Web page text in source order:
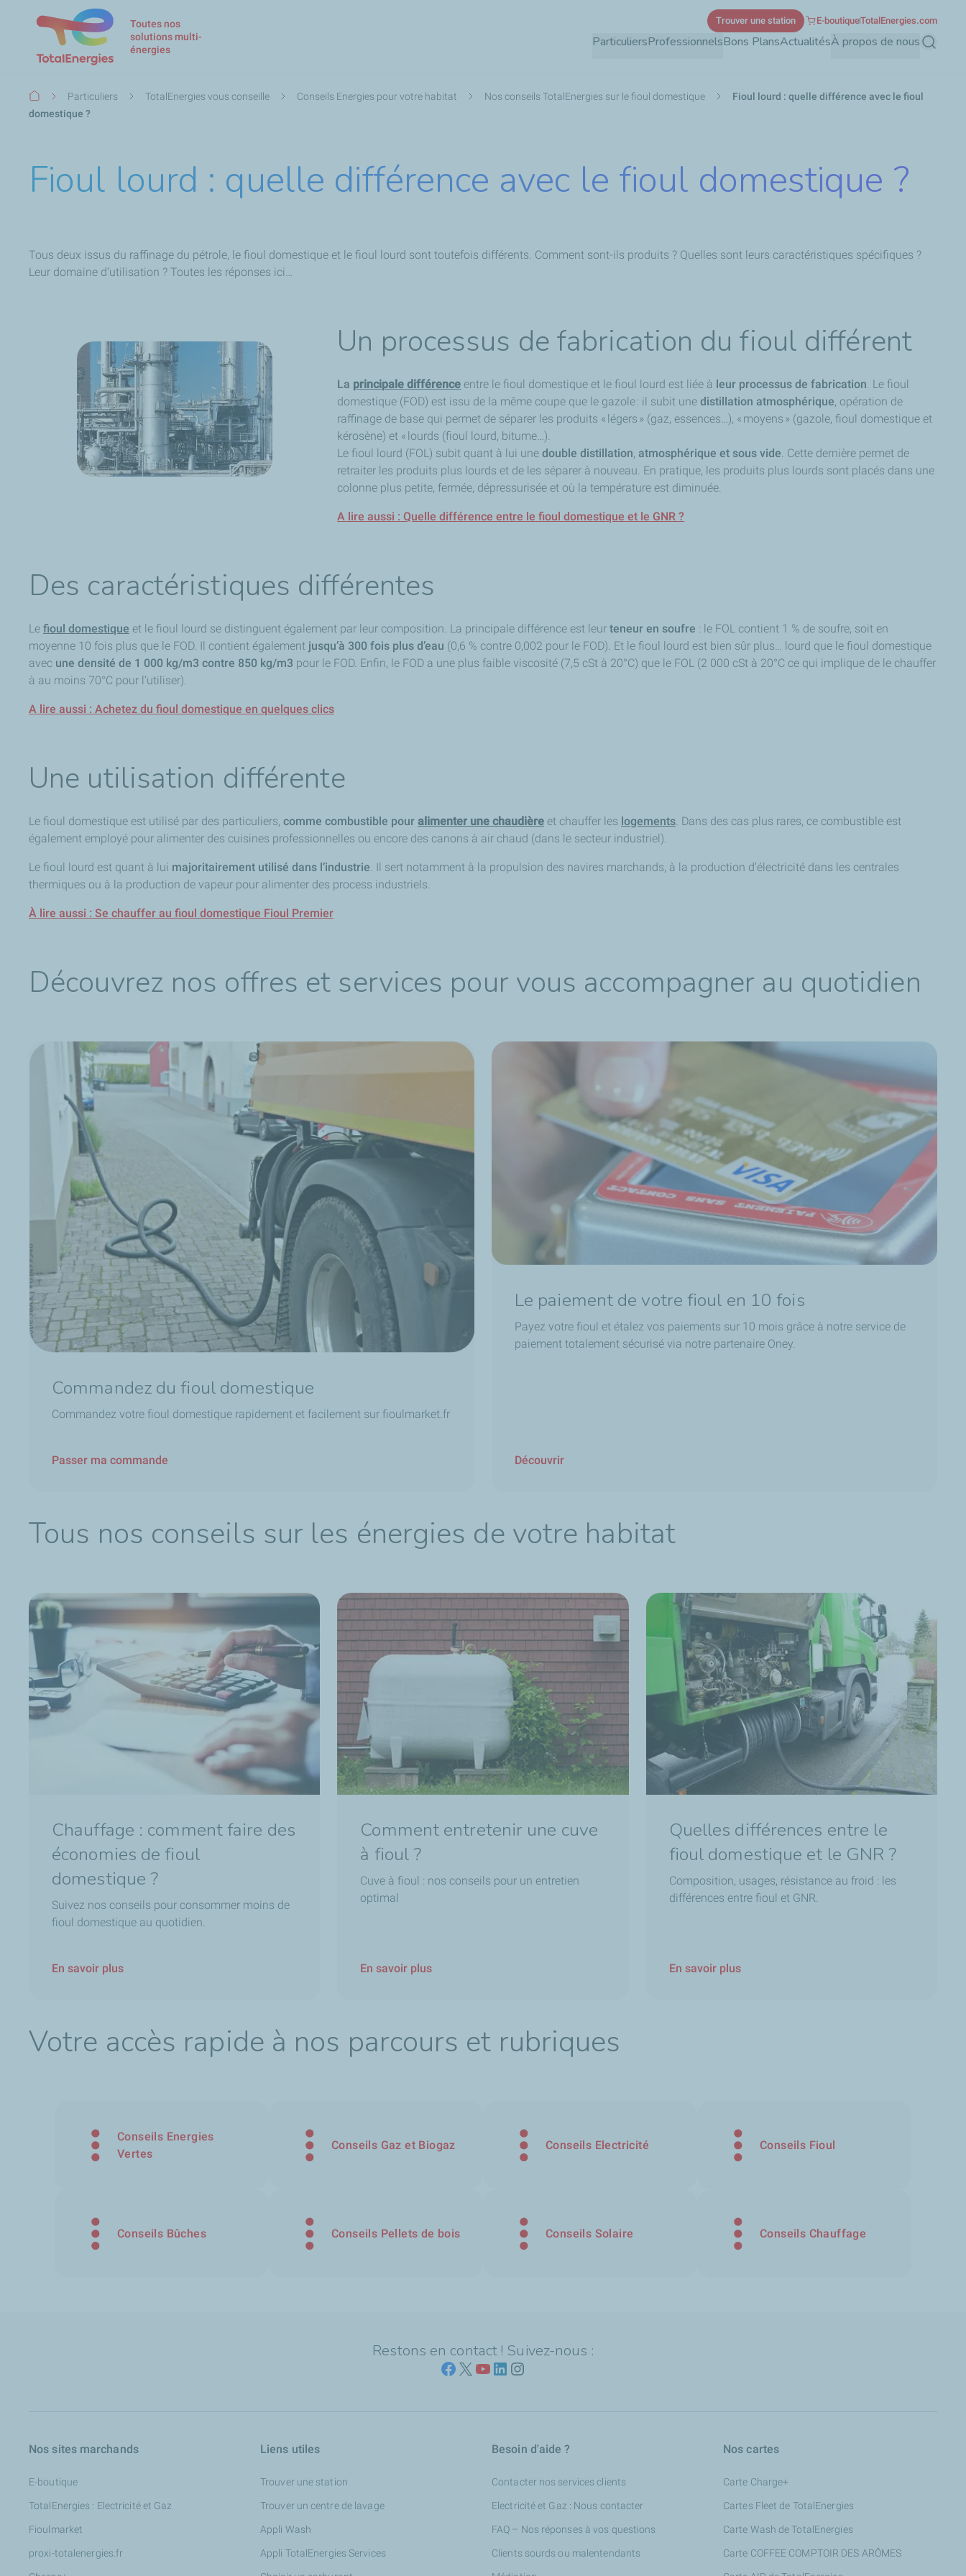
Toutes nos
solutions multi-
énergies
ParticuliersProfessionnelsBons PlansActualitésÀ propos de nous
Trouver une station E-boutiqueTotalEnergies.com
Fil
d'Ariane
Particuliers TotalEnergies vous conseille Conseils Energies pour votre habitat Nos conseils TotalEnergies sur le fioul domestique
Fioul lourd : quelle différence avec le fioul
domestique ?
Fioul lourd : quelle différence avec le fioul domestique ?
Tous deux issus du raffinage du pétrole, le fioul domestique et le fioul lourd sont toutefois différents. Comment sont-ils produits ? Quelles sont leurs caractéristiques spécifiques ?
Leur domaine d’utilisation ? Toutes les réponses ici…
Un processus de fabrication du fioul différent
La principale différence entre le fioul domestique et le fioul lourd est liée à leur processus de fabrication . Le fioul
domestique (FOD) est issu de la même coupe que le gazole : il subit unedistillation atmosphérique, opération de
raffinage de base qui permet de séparer les produits « légers » (gaz, essences…), « moyens » (gazole, fioul domestique et
kérosène) et « lourds (fioul lourd, bitume…).
Le fioul lourd (FOL) subit quant à lui unedouble distillation, atmosphérique et sous vide . Cette dernière permet de
retraiter les produits plus lourds et de les séparer à nouveau. En pratique, les produits plus lourds sont placés dans une
colonne plus petite, fermée, dépressurisée et où la température est diminuée.
A lire aussi : Quelle différence entre le fioul domestique et le GNR ?
Des caractéristiques différentes
Le fioul domestique et le fioul lourd se distinguent également par leur composition. La principale différence est leur teneur en soufre : le FOL contient 1 % de soufre, soit en
moyenne 10 fois plus que le FOD. Il contient également jusqu’à 300 fois plus d’eau (0,6 % contre 0,002 pour le FOD). Et le fioul lourd est bien sûr plus… lourd que le fioul domestique
avec une densité de 1 000 kg/m3 contre 850 kg/m3 pour le FOD. Enfin, le FOD a une plus faible viscosité (7,5 cSt à 20°C) que le FOL (2 000 cSt à 20°C ce qui implique de le chauffer
à au moins 70°C pour l’utiliser).
A lire aussi : Achetez du fioul domestique en quelques clics
Une utilisation différente
Le fioul domestique est utilisé par des particuliers, comme combustible pour alimenter une chaudière et chauffer les logements . Dans des cas plus rares, ce combustible est
également employé pour alimenter des cuisines professionnelles ou encore des canons à air chaud (dans le secteur industriel).
Le fioul lourd est quant à lui majoritairement utilisé dans l’industrie . Il sert notamment à la propulsion des navires marchands, à la production d’électricité dans les centrales
thermiques ou à la production de vapeur pour alimenter des process industriels.
À lire aussi : Se chauffer au fioul domestique Fioul Premier
Découvrez nos offres et services pour vous accompagner au quotidien
Commandez du fioul domestique
Commandez votre fioul domestique rapidement et facilement sur fioulmarket.fr
Passer ma commande
Le paiement de votre fioul en 10 fois
Payez votre fioul et étalez vos paiements sur 10 mois grâce à notre service de
paiement totalement sécurisé via notre partenaire Oney.
Découvrir
Tous nos conseils sur les énergies de votre habitat
Chauffage : comment faire des
économies de fioul
domestique ?
Suivez nos conseils pour consommer moins de
fioul domestique au quotidien.
En savoir plus
Comment entretenir une cuve
à fioul ?
Cuve à fioul : nos conseils pour un entretien
optimal
En savoir plus
Quelles différences entre le
fioul domestique et le GNR ?
Composition, usages, résistance au froid : les
différences entre fioul et GNR.
En savoir plus
Votre accès rapide à nos parcours et rubriques
Conseils Energies
Vertes
Conseils Gaz et Biogaz Conseils Electricité Conseils Fioul
Conseils Bûches Conseils Pellets de bois Conseils Solaire Conseils Chauffage
Restons en contact ! Suivez-nous :
Nos sites marchands
E-boutique
TotalEnergies : Electricité et Gaz
Fioulmarket
proxi-totalenergies.fr
Liens utiles
Trouver une station
Trouver un centre de lavage
Appli Wash
Appli TotalEnergies Services
Besoin d'aide ?
Contacter nos services clients
Electricité et Gaz : Nous contacter
FAQ – Nos réponses à vos questions
Clients sourds ou malentendants
Nos cartes
Carte Charge+
Cartes Fleet de TotalEnergies
Carte Wash de TotalEnergies
Carte COFFEE COMPTOIR DES ARÔMES